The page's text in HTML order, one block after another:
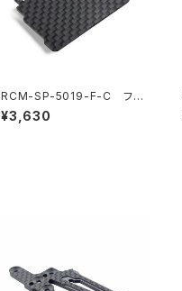
RCM-SP-5019-F-C フロ
ーティングエレクトロニクスプ
レート カーボンプレート (3g)
¥3,630